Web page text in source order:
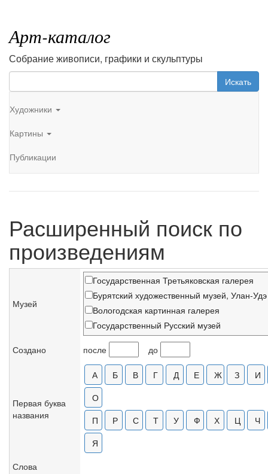
Арт-каталог
Собрание живописи, графики и скульптуры
Искать
Художники
Картины
Публикации
Расширенный поиск по
произведениям
Музей
Государственная Третьяковская галерея
Бурятский художественный музей, Улан-Удэ
Вологодская картинная галерея
Государственный Русский музей
Государственный музей искусств
Ивановское объединение художественных
Национальный музей изобразительного
Национальный художественный музей
Ставропольский музей изобразительных
Частное собрание
Создано после до
Первая буква
названия
Слова